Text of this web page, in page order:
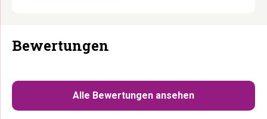
Bewertungen
Alle Bewertungen ansehen